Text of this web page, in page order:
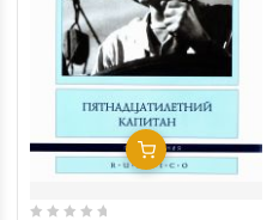
Добавить В Корзину